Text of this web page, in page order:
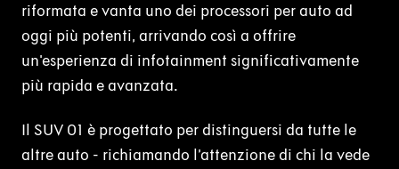
riformata e vanta uno dei processori per auto ad
oggi più potenti, arrivando così a offrire
un'esperienza di infotainment significativamente
più rapida e avanzata.
Il SUV 01 è progettato per distinguersi da tutte le
altre auto - richiamando l’attenzione di chi la vede